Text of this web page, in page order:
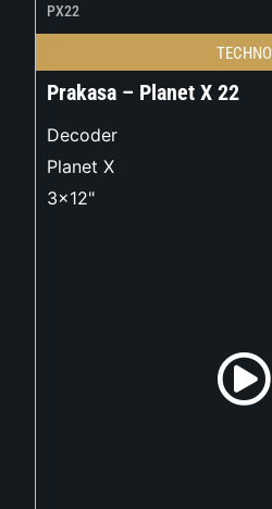
PX22
TECHNO
Prakasa – Planet X 22
Decoder
Planet X
3x12"